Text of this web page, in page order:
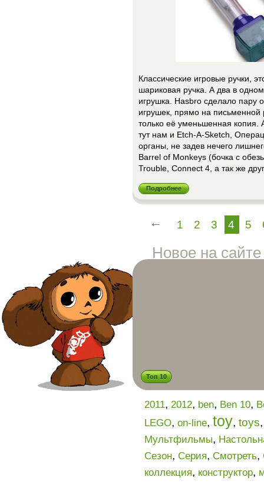
Классические игровые ручки,
шариковая ручка. А два в
игрушка. Hasbro сделало пару
игрушек, прямо на письменной
только её уменьшенная копия.
тут нам и Etch-A-Sketch,
органы, не задев нечего
Barrel of Monkeys (бочка с
Trouble, Connect 4, а так же
Подробнее
1 2 3 4 5
Новое на сайте
Топ 10
2011, 2012, ben, Ben 10,
LEGO, on-line, toy, toys
Мультфильмы,
Сезон, Серия, Смотреть,
коллекция, конструктор,